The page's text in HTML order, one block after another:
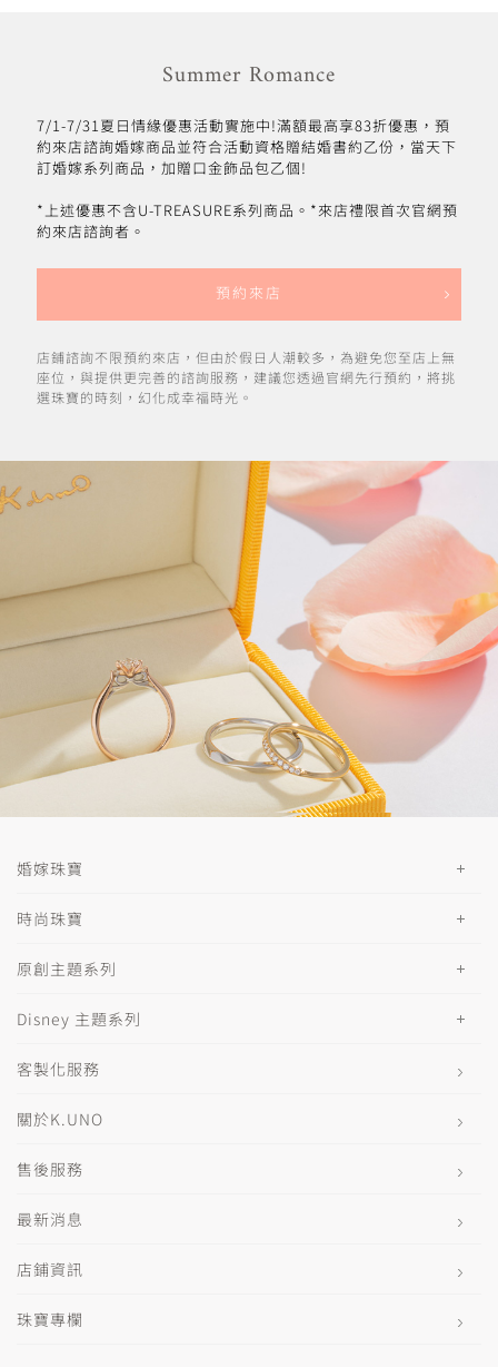
Summer Romance
7/1-7/31夏日情緣優惠活動實施中!滿額最高享83折優惠，預
約來店諮詢婚嫁商品並符合活動資格贈結婚書約乙份，當天下
訂婚嫁系列商品，加贈口金飾品包乙個!
*上述優惠不含U-TREASURE系列商品。*來店禮限首次官網預
約來店諮詢者。
預約來店
店鋪諮詢不限預約來店，但由於假日人潮較多，為避免您至店上無
座位，與提供更完善的諮詢服務，建議您透過官網先行預約，將挑
選珠寶的時刻，幻化成幸福時光。
婚嫁珠寶
時尚珠寶
原創主題系列
Disney 主題系列
客製化服務
關於K.UNO
售後服務
最新消息
店鋪資訊
珠寶專欄